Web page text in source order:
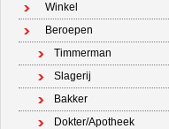
Winkel
Beroepen
Timmerman
Slagerij
Bakker
Dokter/Apotheek